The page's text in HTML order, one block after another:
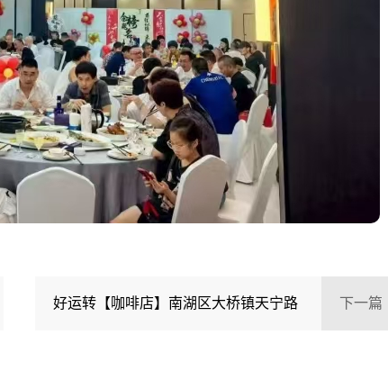
下一篇
好运转【咖啡店】南湖区大桥镇天宁路